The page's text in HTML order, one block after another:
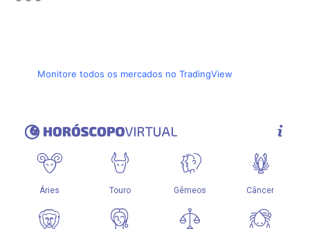
Monitore todos os mercados no TradingView